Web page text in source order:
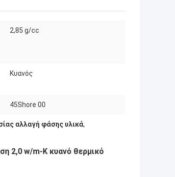
2,85 g/cc
Κυανός
45Shore 00
αλλαγή φάσης υλικά,
2,0 w/m-Κ κυανό θερμικό